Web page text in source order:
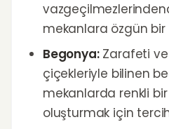
mekanlara özgün
Begonya:Zarafeti
çiçekleriyle bilinen
mekanlarda renkli
oluşturmak için